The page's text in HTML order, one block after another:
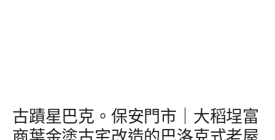
古蹟星巴克。保安門市｜大稻埕富